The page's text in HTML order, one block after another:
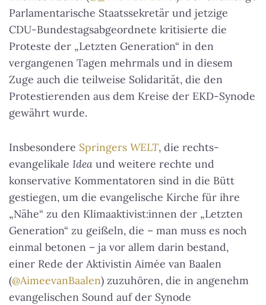
Parlamentarische Staatssekretär und jetzige
CDU-Bundestagsabgeordnete kritisierte die
Proteste der „Letzten Generation“ in den
vergangenen Tagen mehrmals und in diesem
Zuge auch die teilweise Solidarität, die den
Protestierenden aus dem Kreise der EKD-Synode
gewährt wurde.
Insbesondere Springers WELT, die rechts-
evangelikale Idea und weitere rechte und
konservative Kommentatoren sind in die Bütt
gestiegen, um die evangelische Kirche für ihre
„Nähe“ zu den Klimaaktivist:innen der „Letzten
Generation“ zu geißeln, die – man muss es noch
einmal betonen – ja vor allem darin bestand,
einer Rede der Aktivistin Aimée van Baalen
(@AimeevanBaalen) zuzuhören, die in angenehm
evangelischen Sound auf der Synode